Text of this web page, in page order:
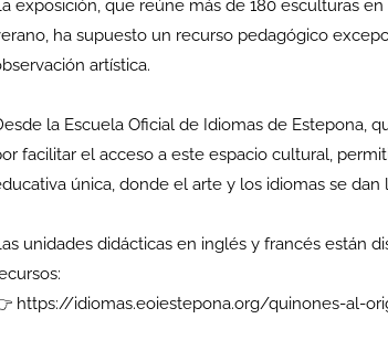
exposición, que reúne más de 180 esculturas
ha supuesto un recurso pedagógico
artística.
la Escuela Oficial de Idiomas de Estepona,
facilitar el acceso a este espacio cultural,
única, donde el arte y los idiomas se dan
unidades didácticas en inglés y francés están
https://idiomas.eoiestepona.org/quinones-al-